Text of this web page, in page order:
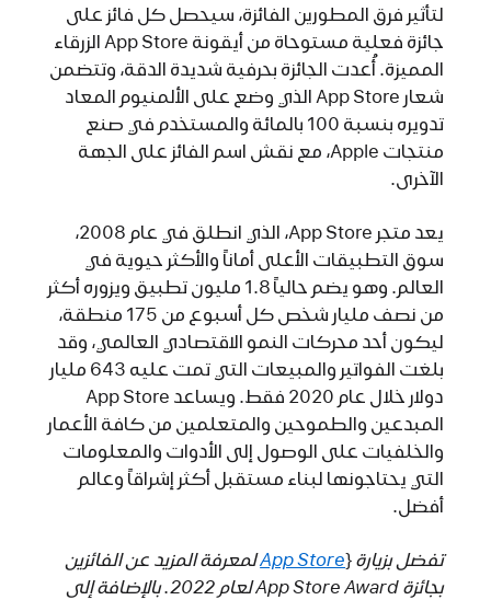
لتأثير فرق المطورين الفائزة، سيحصل كل فائز على
جائزة فعلية مستوحاة من أيقونة App Store الزرقاء
المميزة. أُعدت الجائزة بحرفية شديدة الدقة، وتتضمن
شعار App Store الذي وضع على الألمنيوم المعاد
تدويره بنسبة 100 بالمائة والمستخدم في صنع
منتجات Apple، مع نقش اسم الفائز على الجهة
الآخرى.
يعد متجر App Store، الذي انطلق في عام 2008،
سوق التطبيقات الأعلى أماناً والأكثر حيوية في
العالم. وهو يضم حالياً 1.8 مليون تطبيق ويزوره أكثر
من نصف مليار شخص كل أسبوع من 175 منطقة،
ليكون أحد محركات النمو الاقتصادي العالمي، وقد
بلغت الفواتير والمبيعات التي تمت عليه 643 مليار
دولار خلال عام 2020 فقط. ويساعد App Store
المبدعين والطموحين والمتعلمين من كافة الأعمار
والخلفيات على الوصول إلى الأدوات والمعلومات
التي يحتاجونها لبناء مستقبل أكثر إشراقاً وعالم
أفضل.
تفضل بزيارة {
App Storeلمعرفة المزيد عن الفائزين
بجائزة App Store Award لعام 2022. بالإضافة إلى